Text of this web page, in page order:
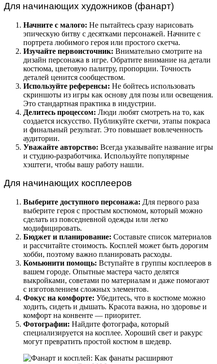
Для начинающих художников (фанарт)
Начните с малого: Не пытайтесь сразу нарисовать
эпическую битву с десятками персонажей. Начните с
портрета любимого героя или простого скетча.
Изучайте первоисточник: Внимательно смотрите на
дизайн персонажа в игре. Обратите внимание на детали
костюма, цветовую палитру, пропорции. Точность
деталей ценится сообществом.
Используйте референсы: Не бойтесь использовать
скриншоты из игры как основу для позы или освещения.
Это стандартная практика в индустрии.
Делитесь процессом: Люди любят смотреть на то, как
создается искусство. Публикуйте скетчи, этапы покраса
и финальный результат. Это повышает вовлеченность
аудитории.
Уважайте авторство: Всегда указывайте название игры
и студию-разработчика. Используйте популярные
хэштеги, чтобы вашу работу нашли.
Для начинающих косплееров
Выберите доступного персонажа: Для первого раза
выберите героя с простым костюмом, который можно
сделать из повседневной одежды или легко
модифицировать.
Бюджет и планирование: Составьте список материалов
и рассчитайте стоимость. Косплей может быть дорогим
хобби, поэтому важно планировать расходы.
Комьюнити помощь: Вступайте в группы косплееров в
вашем городе. Опытные мастера часто делятся
выкройками, советами по материалам и даже помогают
с изготовлением сложных элементов.
Фокус на комфорте: Убедитесь, что в костюме можно
ходить, сидеть и дышать. Красота важна, но здоровье и
комфорт на конвенте — приоритет.
Фотографии: Найдите фотографа, который
специализируется на косплее. Хороший свет и ракурс
могут превратить простой костюм в шедевр.